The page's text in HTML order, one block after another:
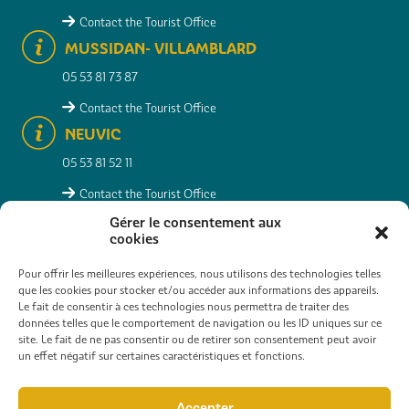
Gérer le consentement aux
cookies
Pour offrir les meilleures expériences, nous utilisons des technologies telles
que les cookies pour stocker et/ou accéder aux informations des appareils.
Le fait de consentir à ces technologies nous permettra de traiter des
données telles que le comportement de navigation ou les ID uniques sur ce
site. Le fait de ne pas consentir ou de retirer son consentement peut avoir
un effet négatif sur certaines caractéristiques et fonctions.
Contact the Tourist Office
MUSSIDAN- VILLAMBLARD
05 53 81 73 87
Contact the Tourist Office
NEUVIC
05 53 81 52 11
Contact the Tourist Office
MONTPON-MÉNESTÉROL
Contact the Tourist Office
RESEARCHER PRACTICAL INFO CONTACT